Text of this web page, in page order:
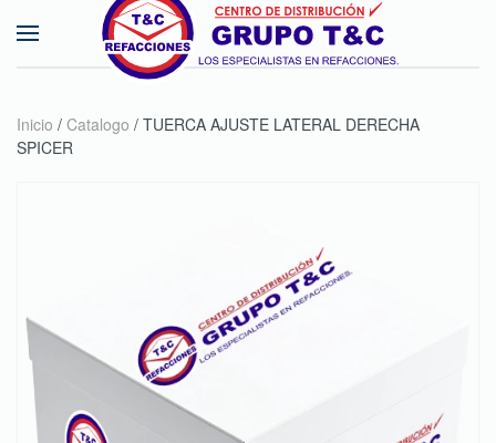
Skip to main content
Inicio / Catalogo / TUERCA AJUSTE LATERAL DERECHA
SPICER